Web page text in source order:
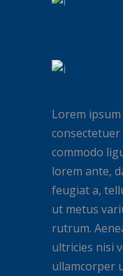
Lorem
consectetuer
commodo
lorem ante,
feugiat a,
ut metus
rutrum.
ultricies nisi
ullamcorper